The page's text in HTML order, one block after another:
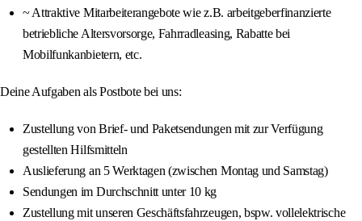
~ Attraktive Mitarbeiterangebote wie z.B. arbeitgeberfinanzierte
betriebliche Altersvorsorge, Fahrradleasing, Rabatte bei
Mobilfunkanbietern, etc.
Deine Aufgaben als Postbote bei uns:
Zustellung von Brief- und Paketsendungen mit zur Verfügung
gestellten Hilfsmitteln
Auslieferung an 5 Werktagen (zwischen Montag und Samstag)
Sendungen im Durchschnitt unter 10 kg
Zustellung mit unseren Geschäftsfahrzeugen, bspw. vollelektrische